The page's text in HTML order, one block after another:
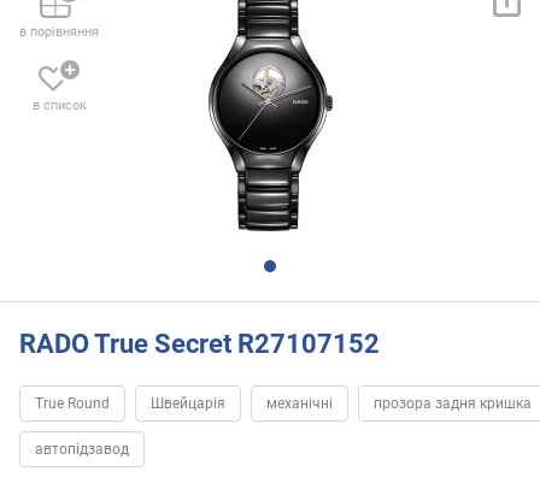
в порівняння
в список
RADO True Secret R27107152
True Round Швейцарія механічні прозора задня кришка
автопідзавод